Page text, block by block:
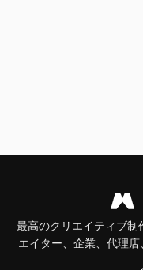
最高のクリエイティブ制
エイター、企業、代理